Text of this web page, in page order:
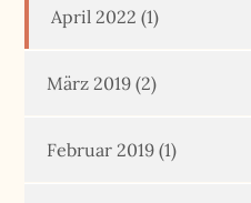
April 2022 (1)
März 2019 (2)
Februar 2019 (1)